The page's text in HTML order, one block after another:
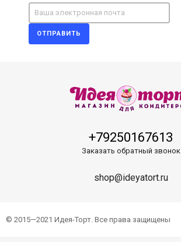
ОТПРАВИТЬ
+79250167613
Заказать обратный звонок
shop@ideyatort.ru
© 2015—2021 Идея-Торт. Все права защищены